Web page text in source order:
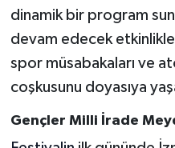
dinamik bir program
devam edecek
spor müsabakaları ve
coşkusunu doyasıya
Gençler Milli İrade